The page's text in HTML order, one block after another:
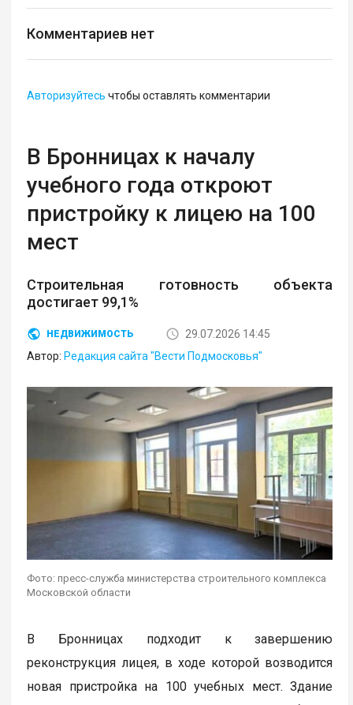
Комментариев нет
Авторизуйтесь чтобы оставлять комментарии
В Бронницах к началу
учебного года откроют
пристройку к лицею на 100
мест
Строительная готовность объекта
достигает 99,1%
НЕДВИЖИМОСТЬ
29.07.2026 14:45
Автор: Редакция сайта "Вести Подмосковья"
Фото: пресс-служба министерства строительного комплекса
Московской области
В Бронницах подходит к завершению
реконструкция лицея, в ходе которой возводится
новая пристройка на 100 учебных мест. Здание